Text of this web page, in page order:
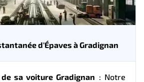
d'Épaves à Gradignan
sa voiture Gradignan : Notre